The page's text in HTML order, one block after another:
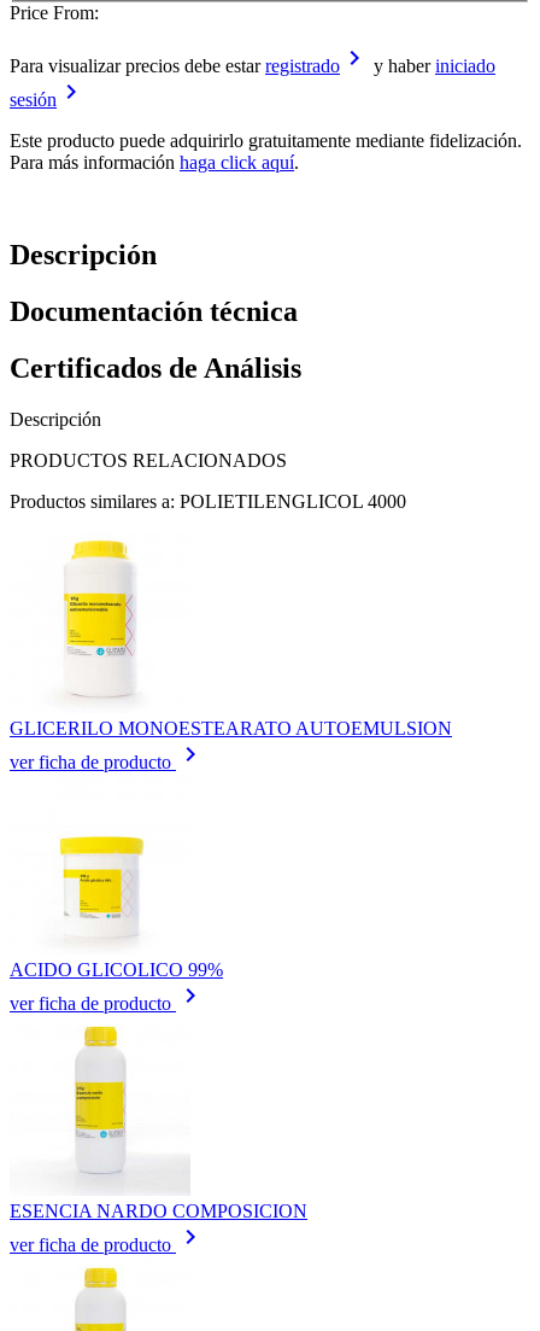
Price From:
Para visualizar precios debe estarregistrado keyboard_arrow_right y haberiniciado
sesión keyboard_arrow_right
Este producto puede adquirirlo gratuitamente mediante fidelización.
Para más información haga click aquí.
Descripción
Documentación técnica
Certificados de Análisis
Descripción
PRODUCTOS RELACIONADOS
Productos similares a: POLIETILENGLICOL 4000
GLICERILO MONOESTEARATO AUTOEMULSION
ver ficha de producto
keyboard_arrow_right
ACIDO GLICOLICO 99%
ver ficha de producto
keyboard_arrow_right
ESENCIA NARDO COMPOSICION
ver ficha de producto
keyboard_arrow_right